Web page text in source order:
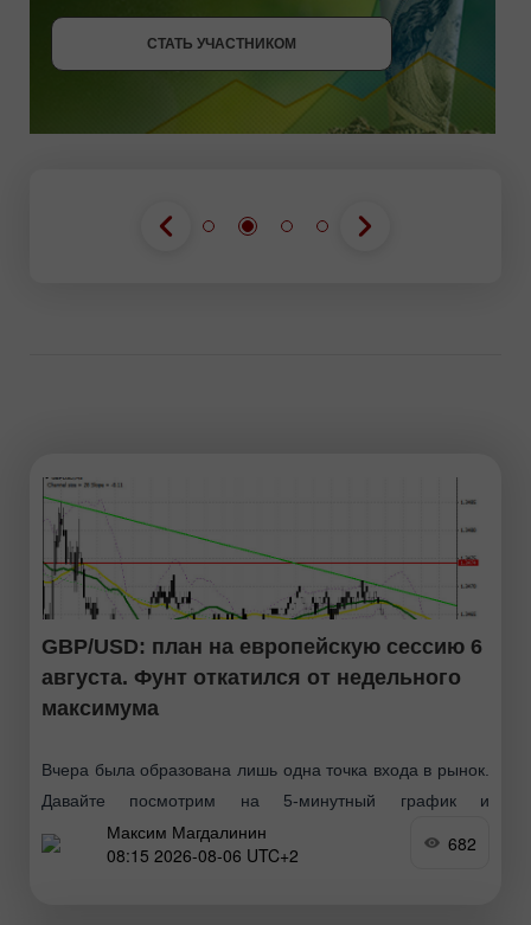
СТАТЬ УЧАСТНИКОМ
СТАТЬ УЧАСТНИКОМ
ПОЛУЧИТЬ БОНУС
GBP/USD: план на европейскую сессию 6
августа. Фунт откатился от недельного
максимума
Вчера была образована лишь одна точка входа в рынок.
Давайте посмотрим на 5-минутный график и
разберемся с тем, что там произошло. В своем
утреннем прогнозе я обращал внимание на уровень
Максим Магдалинин
08:15 2026-08-06 UTC+2
682